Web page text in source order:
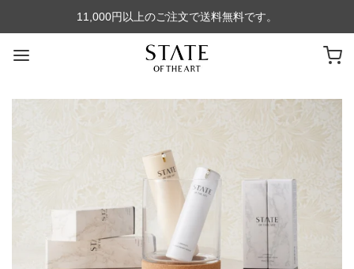
11,000円以上のご注文で送料無料です。